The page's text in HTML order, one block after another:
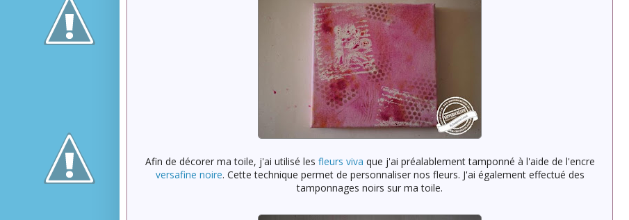
Afin de décorer ma toile, j'ai utilisé les fleurs viva que j'ai préalablement tamponné à l'aide de l'encre
versafine noire. Cette technique permet de personnaliser nos fleurs. J'ai également effectué des
tamponnages noirs sur ma toile.